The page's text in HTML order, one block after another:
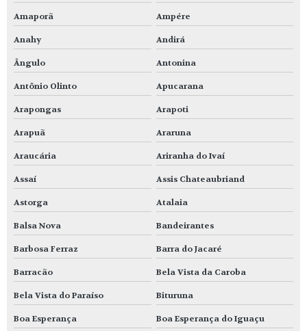
Amaporã Ampére
Anahy Andirá
Ângulo Antonina
Antônio Olinto Apucarana
Arapongas Arapoti
Arapuã Araruna
Araucária Ariranha do Ivaí
Assaí Assis Chateaubriand
Astorga Atalaia
Balsa Nova Bandeirantes
Barbosa Ferraz Barra do Jacaré
Barracão Bela Vista da Caroba
Bela Vista do Paraíso Bituruna
Boa Esperança Boa Esperança do Iguaçu